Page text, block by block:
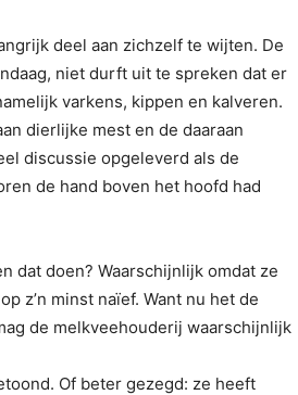
deel aan zichzelf te wijten. De
niet durft uit te spreken dat er
varkens, kippen en kalveren.
dierlijke mest en de daaraan
discussie opgeleverd als de
de hand boven het hoofd had
dat doen? Waarschijnlijk omdat ze
z’n minst naïef. Want nu het de
de melkveehouderij waarschijnlijk
Of beter gezegd: ze heeft